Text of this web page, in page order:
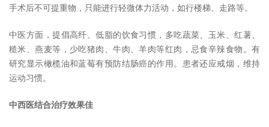
手术后不可提重物，只能进行轻微体力活动，如行楼梯、走路等。
中医方面，提倡高纤、低脂的饮食习惯，多吃蔬菜、玉米、红薯、
糙米、燕麦等，少吃猪肉、牛肉、羊肉等红肉，忌食辛辣食物。有
研究显示橄榄油和蓝莓有预防结肠癌的作用。患者还应戒烟，维持
运动习惯。
中西医结合治疗效果佳